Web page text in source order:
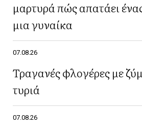
μαρτυρά πώς απατάει
μια γυναίκα
07.08.26
Τραγανές φλογέρες με
τυριά
07.08.26